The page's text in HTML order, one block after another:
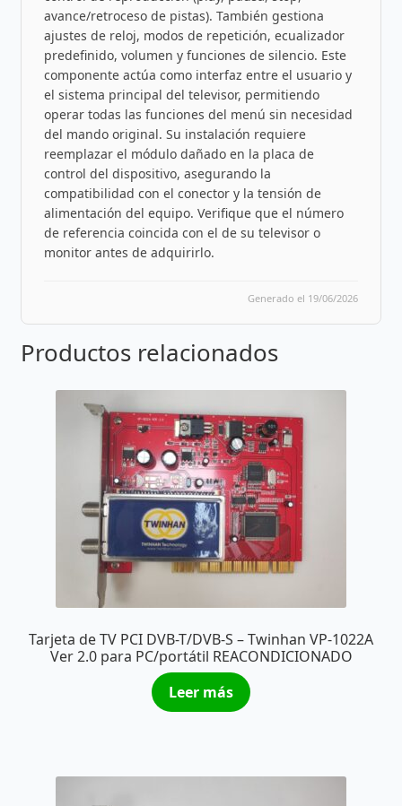
avance/retroceso de pistas). También gestiona
ajustes de reloj, modos de repetición, ecualizador
predefinido, volumen y funciones de silencio. Este
componente actúa como interfaz entre el usuario y
el sistema principal del televisor, permitiendo
operar todas las funciones del menú sin necesidad
del mando original. Su instalación requiere
reemplazar el módulo dañado en la placa de
control del dispositivo, asegurando la
compatibilidad con el conector y la tensión de
alimentación del equipo. Verifique que el número
de referencia coincida con el de su televisor o
monitor antes de adquirirlo.
Generado el 19/06/2026
Productos relacionados
Tarjeta de TV PCI DVB-T/DVB-S – Twinhan VP-1022A
Ver 2.0 para PC/portátil REACONDICIONADO
Leer más